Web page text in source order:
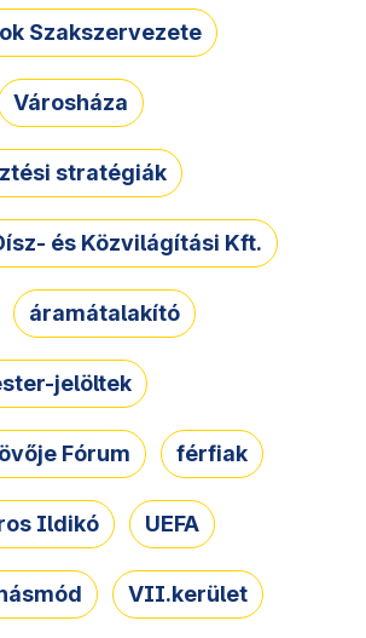
Szakszervezete
Városháza
stratégiák
és Közvilágítási Kft.
áramátalakító
jelöltek
Fórum férfiak
Ildikó UEFA
VII.kerület